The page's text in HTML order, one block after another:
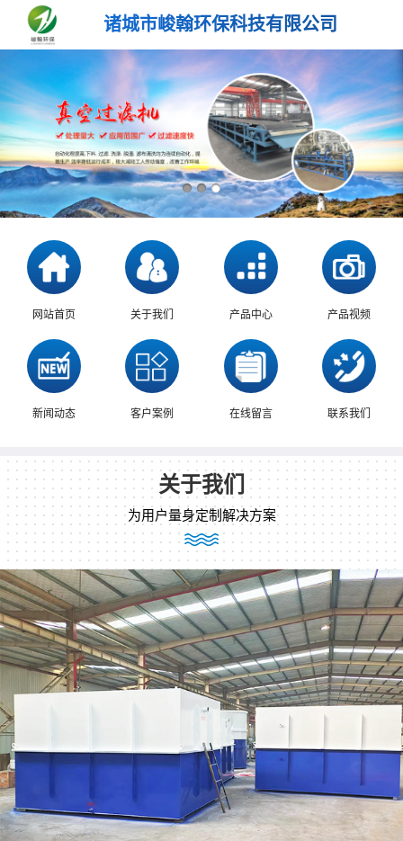
诸城市峻翰环保科技有限公司
网站首页 关于我们 产品中心 产品视频
新闻动态 客户案例 在线留言 联系我们
关于我们
为用户量身定制解决方案